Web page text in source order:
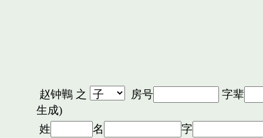
赵钟鷨之 房号
字辈
生成)
姓
名
字